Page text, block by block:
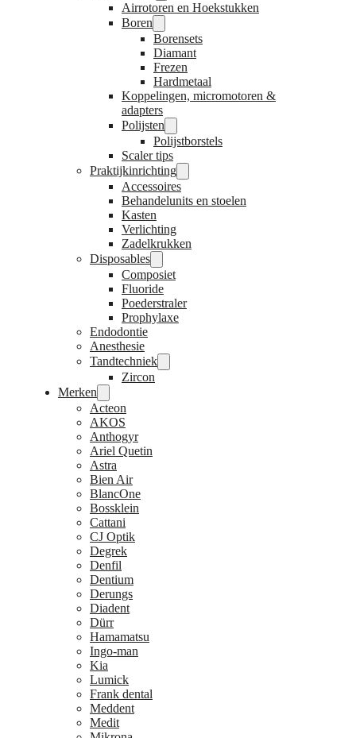
Airrotoren en Hoekstukken
Boren
Borensets
Diamant
Frezen
Hardmetaal
Koppelingen, micromotoren &
adapters
Polijsten
Polijstborstels
Scaler tips
Praktijkinrichting
Accessoires
Behandelunits en stoelen
Kasten
Verlichting
Zadelkrukken
Disposables
Composiet
Fluoride
Poederstraler
Prophylaxe
Endodontie
Anesthesie
Tandtechniek
Zircon
Merken
Acteon
AKOS
Anthogyr
Ariel Quetin
Astra
Bien Air
BlancOne
Bossklein
Cattani
CJ Optik
Degrek
Denfil
Dentium
Derungs
Diadent
Dürr
Hamamatsu
Ingo-man
Kia
Lumick
Frank dental
Meddent
Medit